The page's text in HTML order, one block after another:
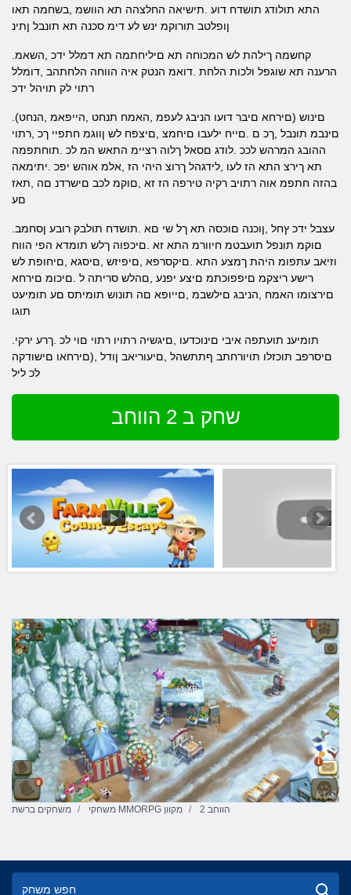
התא תולודג תושדח דוע .תישיאה החלצהה תא הוושמ ,בשחמה תאו
ןופלטב תורוקמ ינש לע דימ סכנה תא תונבל ןתינ
הרענה תא שוגפל ולכות הלחת .דואמ הנטק איה הווחה הלחתהב ,דומלל
רתוי לק תויהל ידכ
.(םירחא םיבר דועו הניבג לעפמ ,האמח תנחט ,הייפאמ ,הנחט) םינוש
םינבמ תונבל ,ךכ ם .םייח ילעבו םיחמצ ,םיצפח לש ןווגמ חתפיי ךכ ,רתוי
ההובג המרהש לככ .לודג םסאל ךלוה רציימ התאש המ לכ .תוחתפמה
תא ךירצ התא הז לעו ,לידגהל ךרוצ היהי הז ,אלמ אוהש יפכ .יתימאה
בהזה חתפמ אוה רתויב רקיה טירפה הז זא ,םוקמ לכב םישרדנ םה ,תאז
םע
םוקמ תונפל תועבטמ חיוורמ התא זא .םיכפוה ךלש תומדא הפי הווח
וזיאב עתפומ היהת ךמצע התא .םיקסרפא ,םיפיזש ,םיסגא ,םיחופת לש
רישע ריצקמ םיפפוכתמ םיצע יפנע ,םהלש סריתה ל .םיכומ םירחא
םירצומו האמח ,הניבג םילשבמ ,םייופא םה תונוש תומיתס םע תומיעט
תוגו
םיסרפב תוכזלו תויורחתב ףתתשהל ,םיעוריאב ןודל ,(םירחאו םישודקה
לכ ליל
שחק ב 2 הווחב
משחקים ברשת משחקי MMORPG מקוון 2 הווחב